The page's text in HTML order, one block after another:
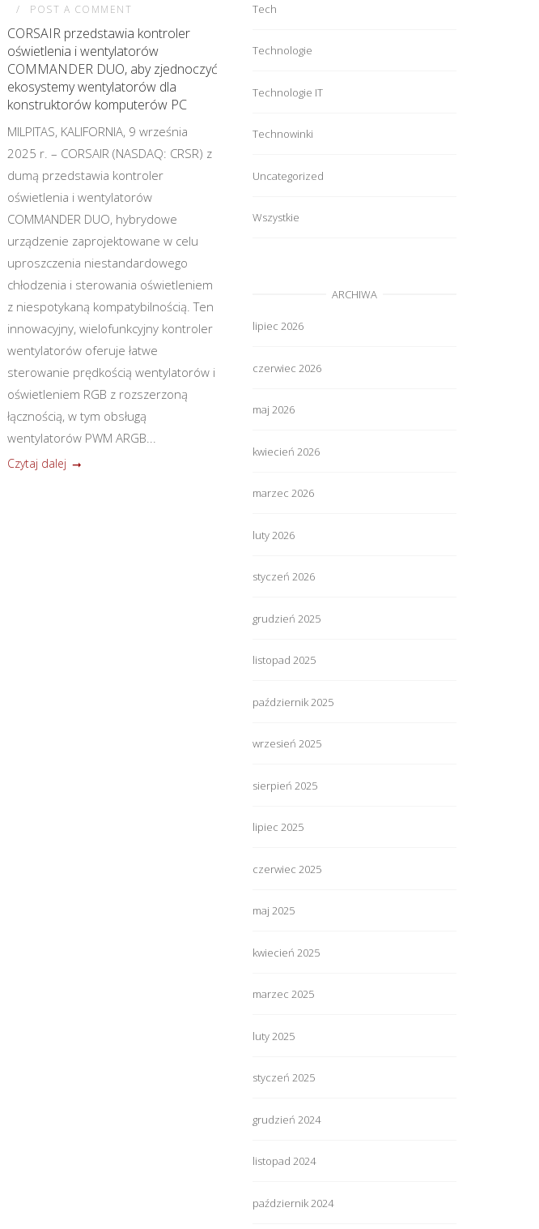
POST A COMMENT
CORSAIR przedstawia kontroler
oświetlenia i wentylatorów
COMMANDER DUO, aby zjednoczyć
ekosystemy wentylatorów dla
konstruktorów komputerów PC
MILPITAS, KALIFORNIA, 9 września
2025 r. – CORSAIR (NASDAQ: CRSR) z
dumą przedstawia kontroler
oświetlenia i wentylatorów
COMMANDER DUO, hybrydowe
urządzenie zaprojektowane w celu
uproszczenia niestandardowego
chłodzenia i sterowania oświetleniem
z niespotykaną kompatybilnością. Ten
innowacyjny, wielofunkcyjny kontroler
wentylatorów oferuje łatwe
sterowanie prędkością wentylatorów i
oświetleniem RGB z rozszerzoną
łącznością, w tym obsługą
wentylatorów PWM ARGB...
Czytaj dalej
Tech
Technologie
Technologie IT
Technowinki
Uncategorized
Wszystkie
ARCHIWA
lipiec 2026
czerwiec 2026
maj 2026
kwiecień 2026
marzec 2026
luty 2026
styczeń 2026
grudzień 2025
listopad 2025
październik 2025
wrzesień 2025
sierpień 2025
lipiec 2025
czerwiec 2025
maj 2025
kwiecień 2025
marzec 2025
luty 2025
styczeń 2025
grudzień 2024
listopad 2024
październik 2024